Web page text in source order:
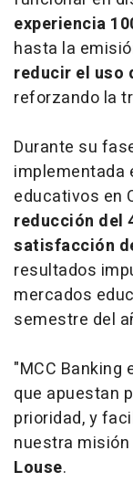
experiencia
hasta la
reducir el uso
reforzando la
Durante su
implementada
educativos en
reducción del
satisfacción
resultados
mercados
semestre del
"MCC Banking
que apuestan
prioridad, y
nuestra
Louse.